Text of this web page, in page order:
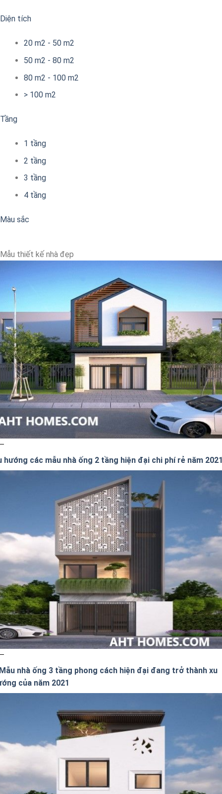
Diện tích
20 m2 - 50 m2
50 m2 - 80 m2
80 m2 - 100 m2
> 100 m2
Tầng
1 tầng
2 tầng
3 tầng
4 tầng
Màu sắc
Mẫu thiết kế nhà đẹp
hướng các mẫu nhà ống 2 tầng hiện đại chi phí rẻ năm
nhà ống 3 tầng phong cách hiện đại đang trở thành xu
của năm 2021